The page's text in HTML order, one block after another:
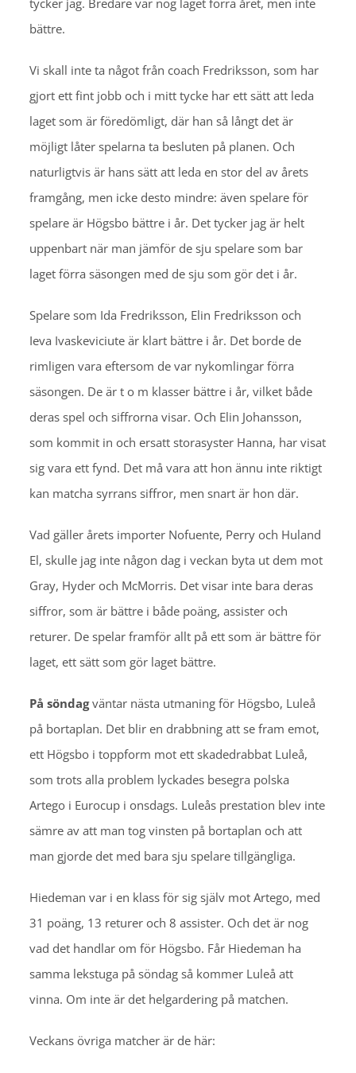
tycker jag. Bredare var nog laget förra året, men inte
bättre.
Vi skall inte ta något från coach Fredriksson, som har
gjort ett fint jobb och i mitt tycke har ett sätt att leda
laget som är föredömligt, där han så långt det är
möjligt låter spelarna ta besluten på planen. Och
naturligtvis är hans sätt att leda en stor del av årets
framgång, men icke desto mindre: även spelare för
spelare är Högsbo bättre i år. Det tycker jag är helt
uppenbart när man jämför de sju spelare som bar
laget förra säsongen med de sju som gör det i år.
Spelare som Ida Fredriksson, Elin Fredriksson och
Ieva Ivaskeviciute är klart bättre i år. Det borde de
rimligen vara eftersom de var nykomlingar förra
säsongen. De är t o m klasser bättre i år, vilket både
deras spel och siffrorna visar. Och Elin Johansson,
som kommit in och ersatt storasyster Hanna, har visat
sig vara ett fynd. Det må vara att hon ännu inte riktigt
kan matcha syrrans siffror, men snart är hon där.
Vad gäller årets importer Nofuente, Perry och Huland
El, skulle jag inte någon dag i veckan byta ut dem mot
Gray, Hyder och McMorris. Det visar inte bara deras
siffror, som är bättre i både poäng, assister och
returer. De spelar framför allt på ett som är bättre för
laget, ett sätt som gör laget bättre.
På söndagväntar nästa utmaning för Högsbo, Luleå
på bortaplan. Det blir en drabbning att se fram emot,
ett Högsbo i toppform mot ett skadedrabbat Luleå,
som trots alla problem lyckades besegra polska
Artego i Eurocup i onsdags. Luleås prestation blev inte
sämre av att man tog vinsten på bortaplan och att
man gjorde det med bara sju spelare tillgängliga.
Hiedeman var i en klass för sig själv mot Artego, med
31 poäng, 13 returer och 8 assister. Och det är nog
vad det handlar om för Högsbo. Får Hiedeman ha
samma lekstuga på söndag så kommer Luleå att
vinna. Om inte är det helgardering på matchen.
Veckans övriga matcher är de här: